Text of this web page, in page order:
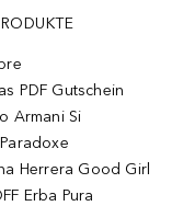
PDF Gutschein
Armani Si
Herrera Good Girl
Erba Pura